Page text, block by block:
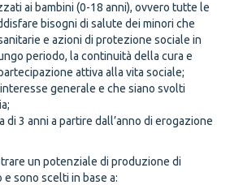
ai bambini (0-18 anni), ovvero tutte le
bisogni di salute dei minori che
e azioni di protezione sociale in
periodo, la continuità della cura e
attiva alla vita sociale;
generale e che siano svolti
di 3 anni a partire dall’anno di erogazione
un potenziale di produzione di
sono scelti in base a: